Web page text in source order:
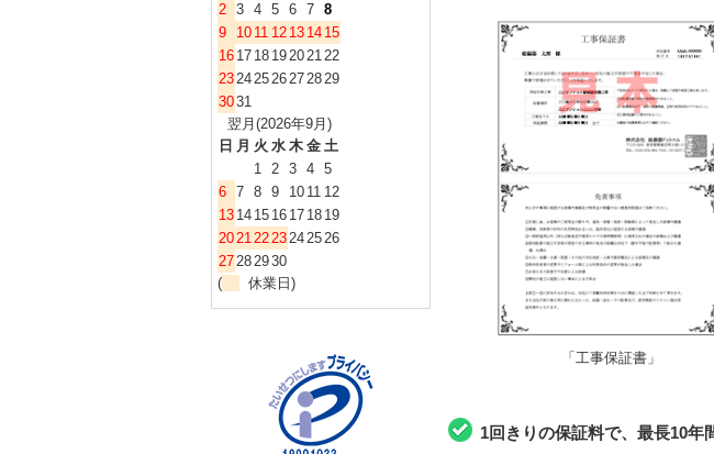
「工事保証書」
1回きりの保証料で、最長10年
2 3 4 5 6 7 8
9
10 11 12 13 14 15
16 17 18 19202122
23242526272829
3031
翌月(2026年9月)
日 月 火 水 木 金 土
1 2 3 4 5
6 7 8 9 10 11 12
13 14 15 16 17 18 19
20212223242526
27282930
(
休業日)